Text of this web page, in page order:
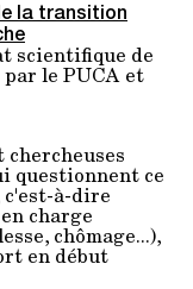
la transition
scientifique de
le PUCA et
questionnent ce
c'est-à-dire
charge
chômage...),
en début